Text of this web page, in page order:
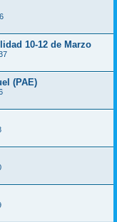
10-12 de Marzo
(PAE)